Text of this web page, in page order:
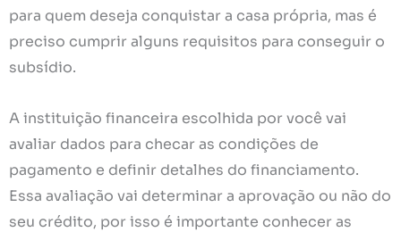
para quem deseja conquistar a casa própria, mas é
preciso cumprir alguns requisitos para conseguir o
subsídio.
A instituição financeira escolhida por você vai
avaliar dados para checar as condições de
pagamento e definir detalhes do financiamento.
Essa avaliação vai determinar a aprovação ou não do
seu crédito, por isso é importante conhecer as